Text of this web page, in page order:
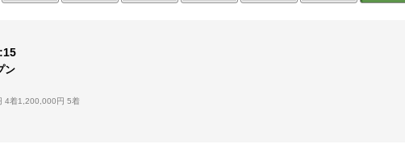
ン
4着1,200,000円 5着